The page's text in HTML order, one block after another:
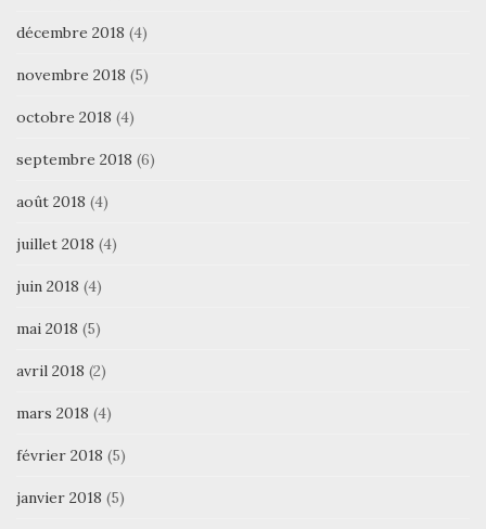
décembre 2018 (4)
novembre 2018 (5)
octobre 2018 (4)
septembre 2018 (6)
août 2018 (4)
juillet 2018 (4)
juin 2018 (4)
mai 2018 (5)
avril 2018 (2)
mars 2018 (4)
février 2018 (5)
janvier 2018 (5)